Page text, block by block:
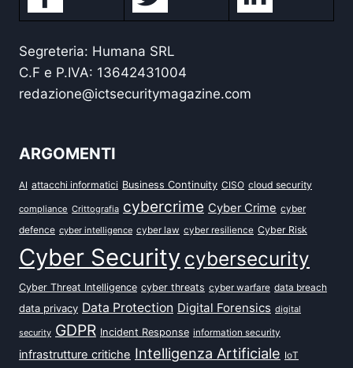
Segreteria: Humana SRL
C.F e P.IVA: 13642431004
redazione@ictsecuritymagazine.com
ARGOMENTI
AI attacchi informatici Business Continuity CISO cloud security
compliance Crittografia cybercrime Cyber Crime cyber
defence cyber intelligence cyber law cyber resilience Cyber Risk
Cyber Security cybersecurity
Cyber Threat Intelligence cyber threats cyber warfare data breach
data privacy Data Protection Digital Forensics digital
security GDPR Incident Response information security
infrastrutture critiche Intelligenza Artificiale IoT